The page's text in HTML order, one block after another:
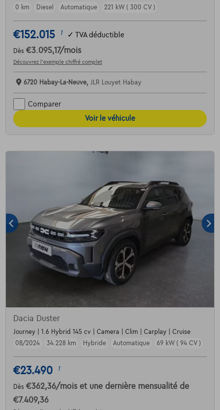
0 km
Diesel Automatique 221 kW ( 300 CV )
€152.015 1 ✓ TVA déductible
Dès €3.095,17/mois
Découvrez l’exemple chiffré complet
6720 Habay-La-Neuve, JLR Louyet Habay
Comparer
Voir le véhicule
Dacia Duster
Journey | 1.6 Hybrid 145 cv | Camera | Clim | Carplay | Cruise
08/2024
34.228 km Hybride Automatique 69 kW ( 94 CV )
€23.490 1
Dès €362,36/mois et une dernière mensualité de
€7.409,36